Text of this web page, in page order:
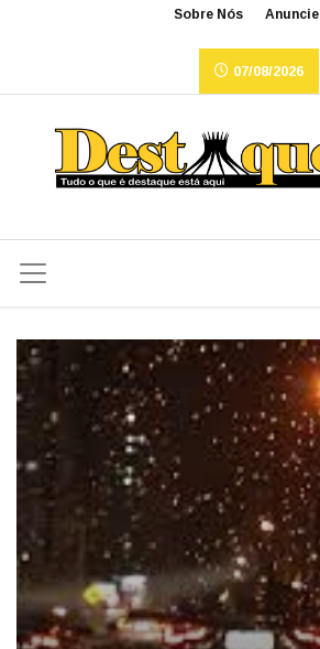
Sobre Nós Anuncie
07/08/2026